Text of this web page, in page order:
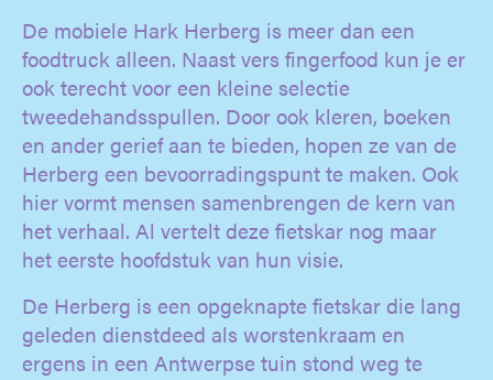
De mobiele Hark Herberg is meer dan een
foodtruck alleen. Naast vers fingerfood kun je er
ook terecht voor een kleine selectie
tweedehandsspullen. Door ook kleren, boeken
en ander gerief aan te bieden, hopen ze van de
Herberg een bevoorradingspunt te maken. Ook
hier vormt mensen samenbrengen de kern van
het verhaal. Al vertelt deze fietskar nog maar
het eerste hoofdstuk van hun visie.
De Herberg is een opgeknapte fietskar die lang
geleden dienstdeed als worstenkraam en
ergens in een Antwerpse tuin stond weg te